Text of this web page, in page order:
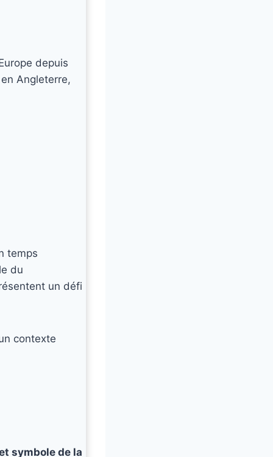
depuis
Angleterre,
temps
du
un défi
contexte
symbole de la